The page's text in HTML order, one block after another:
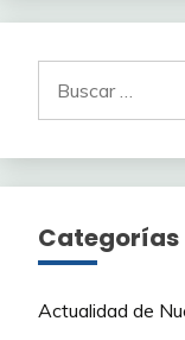
Categorías
Actualidad de